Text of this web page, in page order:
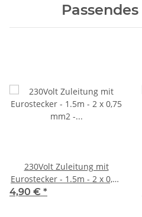
230Volt Zuleitung mit
Eurostecker - 1.5m - 2 x 0,75
mm2 - H03 VVh2-F
4,90 € *